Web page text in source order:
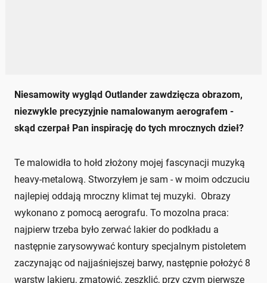
Niesamowity wygląd Outlander zawdzięcza obrazom,
niezwykle precyzyjnie namalowanym aerografem -
skąd czerpał Pan inspirację do tych mrocznych dzieł?
Te malowidła to hołd złożony mojej fascynacji muzyką
heavy-metalową. Stworzyłem je sam - w moim odczuciu
najlepiej oddają mroczny klimat tej muzyki. Obrazy
wykonano z pomocą aerografu. To mozolna praca:
najpierw trzeba było zerwać lakier do podkładu a
następnie zarysowywać kontury specjalnym pistoletem
zaczynając od najjaśniejszej barwy, następnie położyć 8
warstw lakieru, zmatowić, zeszklić, przy czym pierwsze